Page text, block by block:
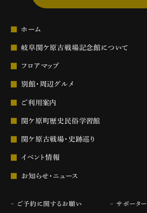
ホーム
岐阜関ケ原古戦場記念館について
フロアマップ
別館・周辺グルメ
ご利用案内
関ケ原町歴史民俗学習館
関ケ原古戦場・史跡巡り
イベント情報
お知らせ・ニュース
ご予約に関するお願い サポーター